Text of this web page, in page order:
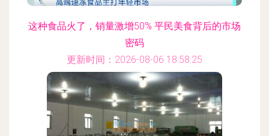
这种食品火了，销量激增50% 平民美食背后的市场
密码
更新时间：2026-08-06 18:58:25